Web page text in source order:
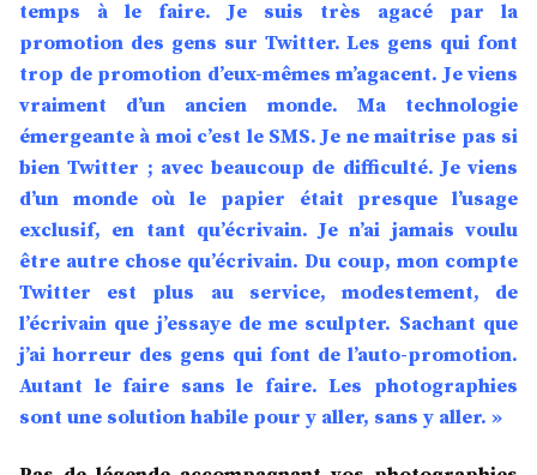
temps à le faire. Je suis très agacé par la
promotion des gens sur Twitter. Les gens qui font
trop de promotion d’eux-mêmes m’agacent. Je viens
vraiment d’un ancien monde. Ma technologie
émergeante à moi c’est le SMS. Je ne maitrise pas si
bien Twitter ; avec beaucoup de difficulté. Je viens
d’un monde où le papier était presque l’usage
exclusif, en tant qu’écrivain. Je n’ai jamais voulu
être autre chose qu’écrivain. Du coup, mon compte
Twitter est plus au service, modestement, de
l’écrivain que j’essaye de me sculpter. Sachant que
j’ai horreur des gens qui font de l’auto-promotion.
Autant le faire sans le faire. Les photographies
sont une solution habile pour y aller, sans y aller. »